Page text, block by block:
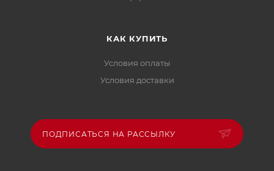
КАК КУПИТЬ
Условия оплаты
Условия доставки
ПОДПИСАТЬСЯ НА РАССЫЛКУ